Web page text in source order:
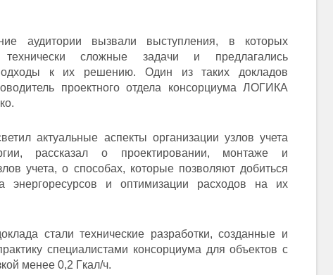
аудитории вызвали выступления, в которых
технически сложные задачи и предлагались
к их решению. Один из таких докладов
проектного отдела консорциума ЛОГИКА
актуальные аспекты организации узлов учета
рассказал о проектировании, монтаже и
учета, о способах, которые позволяют добиться
энергоресурсов и оптимизации расходов на их
стали технические разработки, созданные и
специалистами консорциума для объектов с
менее 0,2 Гкал/ч.